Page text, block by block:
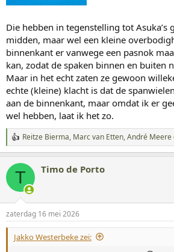
Die hebben in tegenstelling tot Asuka’s
midden, maar wel een kleine
binnenkant er vanwege een pasnok
kan, zodat de spaken binnen en buiten
Maar in het echt zaten ze gewoon
echte (kleine) klacht is dat de
aan de binnenkant, maar omdat ik er
wel hebben, laat ik het zo.
W
a
r
e
n
g
Reitze Bierma, Marc van Etten,André Meere
T Timo de Porto
zaterdag 16 mei 2026
Jakko Westerbeke zei: